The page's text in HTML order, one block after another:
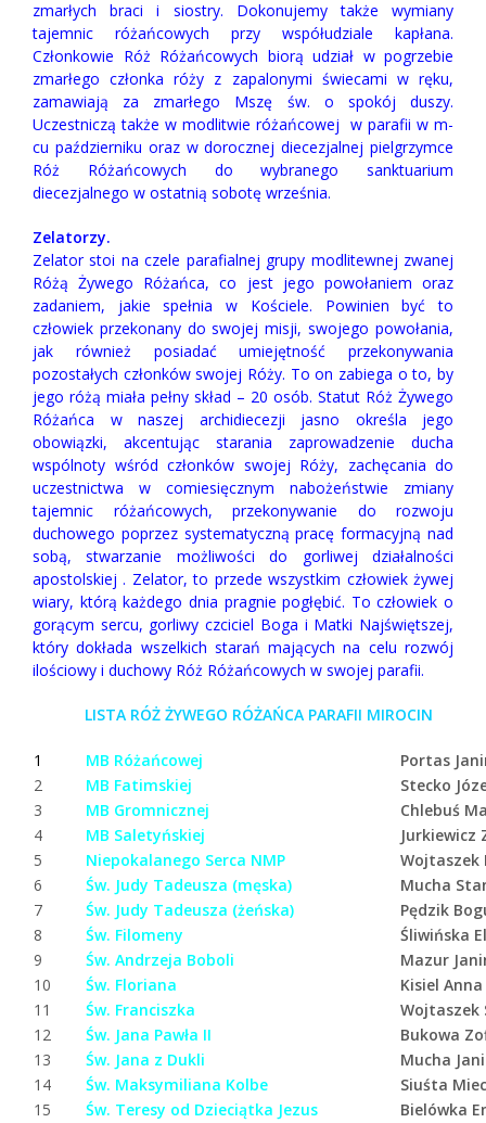
zmarłych braci i siostry. Dokonujemy także wymiany
tajemnic różańcowych przy współudziale kapłana.
Członkowie Róż Różańcowych biorą udział w pogrzebie
zmarłego członka róży z zapalonymi świecami w ręku,
zamawiają za zmarłego Mszę św. o spokój duszy.
Uczestniczą także w modlitwie różańcowej w parafii w m-
cu październiku oraz w dorocznej diecezjalnej pielgrzymce
Róż Różańcowych do wybranego sanktuarium
diecezjalnego w ostatnią sobotę września.
Zelatorzy.
Zelator stoi na czele parafialnej grupy modlitewnej zwanej
Różą Żywego Różańca, co jest jego powołaniem oraz
zadaniem, jakie spełnia w Kościele. Powinien być to
człowiek przekonany do swojej misji, swojego powołania,
jak również posiadać umiejętność przekonywania
pozostałych członków swojej Róży. To on zabiega o to, by
jego różą miała pełny skład – 20 osób. Statut Róż Żywego
Różańca w naszej archidiecezji jasno określa jego
obowiązki, akcentując starania zaprowadzenie ducha
wspólnoty wśród członków swojej Róży, zachęcania do
uczestnictwa w comiesięcznym nabożeństwie zmiany
tajemnic różańcowych, przekonywanie do rozwoju
duchowego poprzez systematyczną pracę formacyjną nad
sobą, stwarzanie możliwości do gorliwej działalności
apostolskiej . Zelator, to przede wszystkim człowiek żywej
wiary, którą każdego dnia pragnie pogłębić. To człowiek o
gorącym sercu, gorliwy czciciel Boga i Matki Najświętszej,
który dokłada wszelkich starań mających na celu rozwój
ilościowy i duchowy Róż Różańcowych w swojej parafii.
LISTA RÓŻ ŻYWEGO RÓŻAŃCA PARAFII MIROCIN
1 MB Różańcowej
Portas
2
MB Fatimskiej
Stecko
3
MB Gromnicznej
Chlebuś
4
MB Saletyńskiej
Jurkiewicz
5
Niepokalanego Serca NMP
Wojtaszek
6
Św. Judy Tadeusza (męska)
Mucha
7
Św. Judy Tadeusza (żeńska)
Pędzik
8
Św. Filomeny
Śliwińska
9
Św. Andrzeja Boboli
Mazur
10
Św. Floriana
Kisiel Anna
11
Św. Franciszka Wojtaszek
12
Św. Jana Pawła II
Bukowa
13
Św. Jana z Dukli
Mucha
14
Św. Maksymiliana Kolbe
Siuśta
15
Św. Teresy od Dzieciątka Jezus
Bielówka